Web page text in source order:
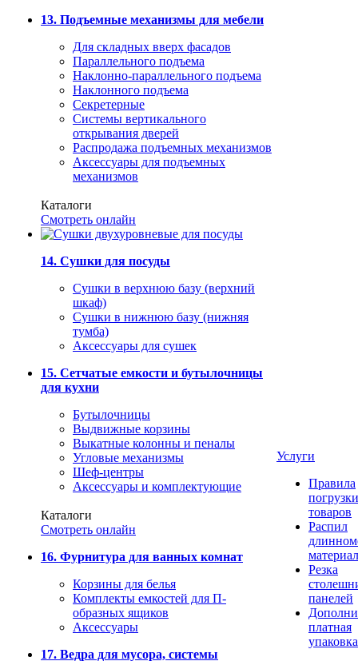
13. Подъемные механизмы для мебели
Для складных вверх фасадов
Параллельного подъема
Наклонно-параллельного подъема
Наклонного подъема
Секретерные
Системы вертикального
открывания дверей
Распродажа подъемных механизмов
Аксессуары для подъемных
механизмов
Каталоги
Смотреть онлайн
14. Сушки для посуды
Сушки в верхнюю базу (верхний
шкаф)
Сушки в нижнюю базу (нижняя
тумба)
Аксессуары для сушек
15. Сетчатые емкости и бутылочницы
для кухни
Бутылочницы
Выдвижные корзины
Выкатные колонны и пеналы
Угловые механизмы
Шеф-центры
Аксессуары и комплектующие
Каталоги
Смотреть онлайн
16. Фурнитура для ванных комнат
Корзины для белья
Комплекты емкостей для П-
образных ящиков
Аксессуары
17. Ведра для мусора, системы
Услуги
Правила
погрузки
товаров
Распил
Резка
панелей
платная
упаковка